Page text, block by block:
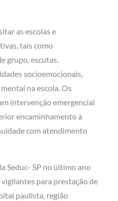
as escolas e
tais como
grupo, escutas,
socioemocionais,
na escola. Os
intervenção emergencial
encaminhamento à
com atendimento
Seduc- SP no último ano
para prestação de
paulista, região